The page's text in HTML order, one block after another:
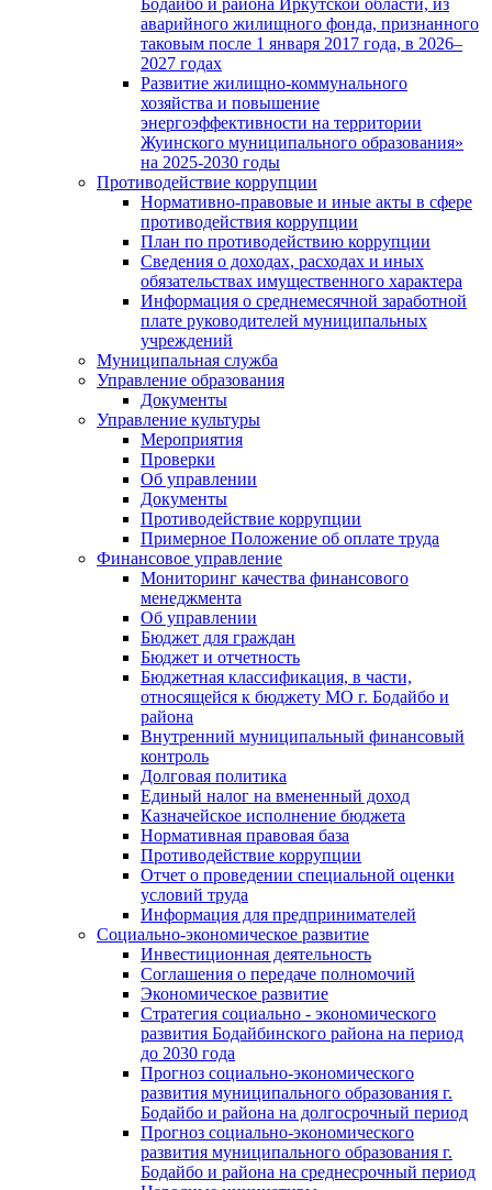
Бодайбо и района Иркутской области, из
аварийного жилищного фонда, признанного
таковым после 1 января 2017 года, в 2026–
2027 годах
Развитие жилищно-коммунального
хозяйства и повышение
энергоэффективности на территории
Жуинского муниципального образования»
на 2025-2030 годы
Противодействие коррупции
Нормативно-правовые и иные акты в сфере
противодействия коррупции
План по противодействию коррупции
Сведения о доходах, расходах и иных
обязательствах имущественного характера
Информация о среднемесячной заработной
плате руководителей муниципальных
учреждений
Муниципальная служба
Управление образования
Документы
Управление культуры
Мероприятия
Проверки
Об управлении
Документы
Противодействие коррупции
Примерное Положение об оплате труда
Финансовое управление
Мониторинг качества финансового
менеджмента
Об управлении
Бюджет для граждан
Бюджет и отчетность
Бюджетная классификация, в части,
относящейся к бюджету МО г. Бодайбо и
района
Внутренний муниципальный финансовый
контроль
Долговая политика
Единый налог на вмененный доход
Казначейское исполнение бюджета
Нормативная правовая база
Противодействие коррупции
Отчет о проведении специальной оценки
условий труда
Информация для предпринимателей
Социально-экономическое развитие
Инвестиционная деятельность
Соглашения о передаче полномочий
Экономическое развитие
Стратегия социально - экономического
развития Бодайбинского района на период
до 2030 года
Прогноз социально-экономического
развития муниципального образования г.
Бодайбо и района на долгосрочный период
Прогноз социально-экономического
развития муниципального образования г.
Бодайбо и района на среднесрочный период